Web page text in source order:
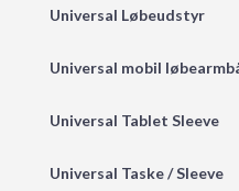
Universal Løbeudstyr
Universal mobil
Universal Tablet Sleeve
Universal Taske / Sleeve